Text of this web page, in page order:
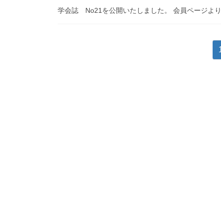
学会誌 No21を公開いたしました。 会員ページより